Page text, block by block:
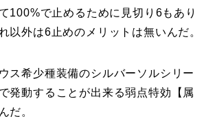
100%で止めるために見切り6もあり
以外は6止めのメリットは無いんだ。
ス希少種装備のシルバーソルシリー
発動することが出来る弱点特効【属
だ。